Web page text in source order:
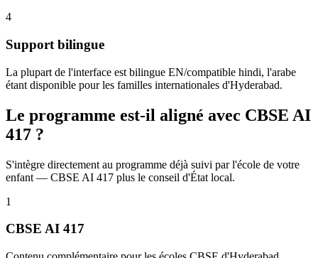
4
Support bilingue
La plupart de l'interface est bilingue EN/compatible hindi, l'arabe
étant disponible pour les familles internationales d'Hyderabad.
Le programme est-il aligné avec CBSE AI
417 ?
S'intègre directement au programme déjà suivi par l'école de votre
enfant — CBSE AI 417 plus le conseil d'État local.
1
CBSE AI 417